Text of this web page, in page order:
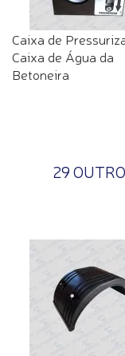
Caixa de
Caixa de Água da
Betoneira
29